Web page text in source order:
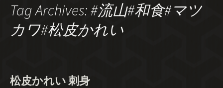
Tag Archives: #流山#和食#マツ
カワ#松皮かれい
松皮かれい 刺身